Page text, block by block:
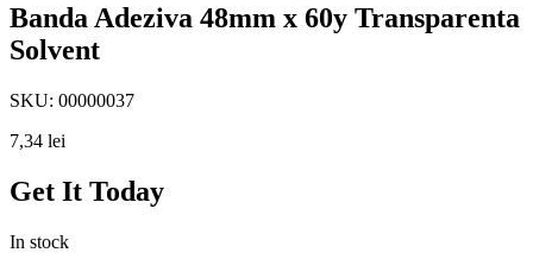
Banda Adeziva 48mm x 60y Transparenta
Solvent
SKU: 00000037
7,34 lei
Get It Today
In stock